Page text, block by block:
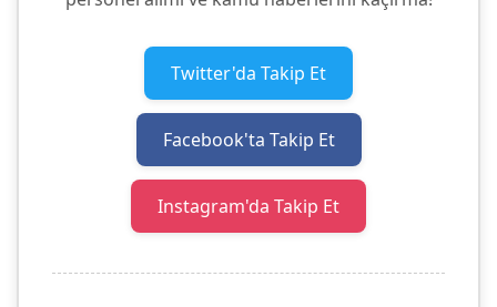
Twitter'da Takip Et
Facebook'ta Takip Et
Instagram'da Takip Et